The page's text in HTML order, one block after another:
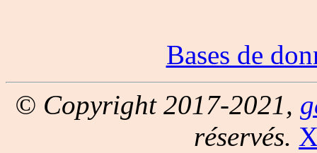
Bases de
© Copyright 2017-2021,
réservés.